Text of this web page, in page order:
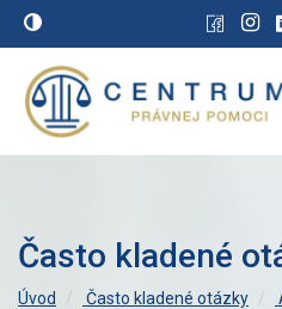
Často kladené
Úvod Často kladené otázky